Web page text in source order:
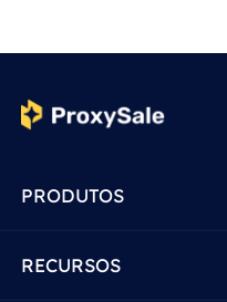
PRODUTOS
RECURSOS